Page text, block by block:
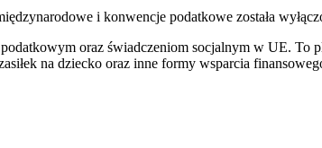
i konwencje podatkowe została
oraz świadczeniom socjalnym w UE. To
na dziecko oraz inne formy wsparcia